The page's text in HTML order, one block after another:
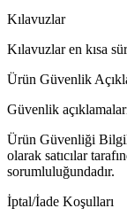
Kılavuzlar
Kılavuzlar en kısa
Ürün Güvenlik
Güvenlik
Ürün Güvenliği
olarak satıcılar
sorumluluğundadır.
İptal/İade Koşulları